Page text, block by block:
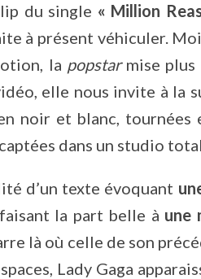
du single « Million
à présent véhiculer.
la popstarmise plus
elle nous invite à la
noir et blanc, tournées
dans un studio
d’un texte évoquant
la part belle à une
là où celle de son
Lady Gaga